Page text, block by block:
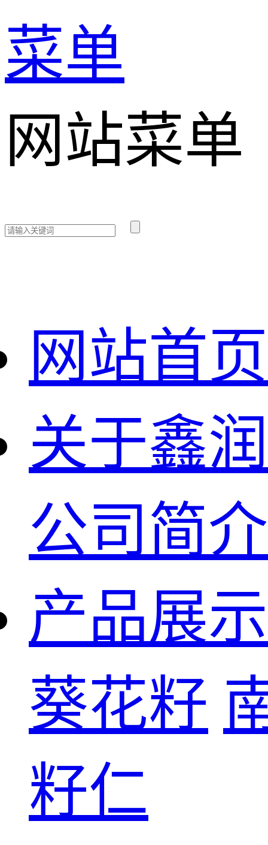
菜单
网站菜单
网站首页
关于鑫润
公司简介
产品展示
葵花籽
籽仁